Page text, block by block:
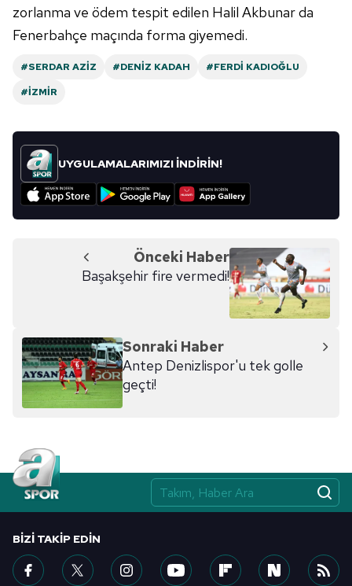
zorlanma ve ödem tespit edilen Halil Akbunar da
Fenerbahçe maçında forma giyemedi.
#SERDAR AZIZ #DENIZ KADAH
#FERDI KADIOĞLU
#İZMIR
UYGULAMALARIMIZI İNDİRİN!
Önceki Haber
Başakşehir fire vermedi!
Sonraki Haber
Antep Denizlispor'u tek golle
geçti!
BIZI TAKIP EDIN